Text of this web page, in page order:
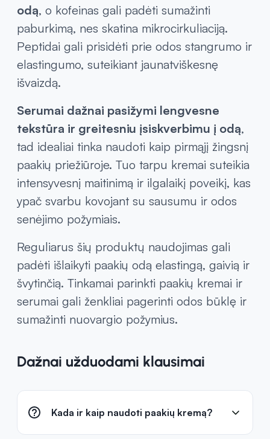
odą, o kofeinas gali padėti sumažinti
paburkimą, nes skatina mikrocirkuliaciją.
Peptidai gali prisidėti prie odos stangrumo ir
elastingumo, suteikiant jaunatviškesnę
išvaizdą.
Serumai dažnai pasižymi lengvesne
tekstūra ir greitesniu įsiskverbimu į odą,
tad idealiai tinka naudoti kaip pirmąjį žingsnį
paakių priežiūroje. Tuo tarpu kremai suteikia
intensyvesnį maitinimą ir ilgalaikį poveikį, kas
ypač svarbu kovojant su sausumu ir odos
senėjimo požymiais.
Reguliarus šių produktų naudojimas gali
padėti išlaikyti paakių odą elastingą, gaivią ir
švytinčią. Tinkamai parinkti paakių kremai ir
serumai gali ženkliai pagerinti odos būklę ir
sumažinti nuovargio požymius.
Dažnai užduodami klausimai
Kada ir kaip naudoti paakių kremą?